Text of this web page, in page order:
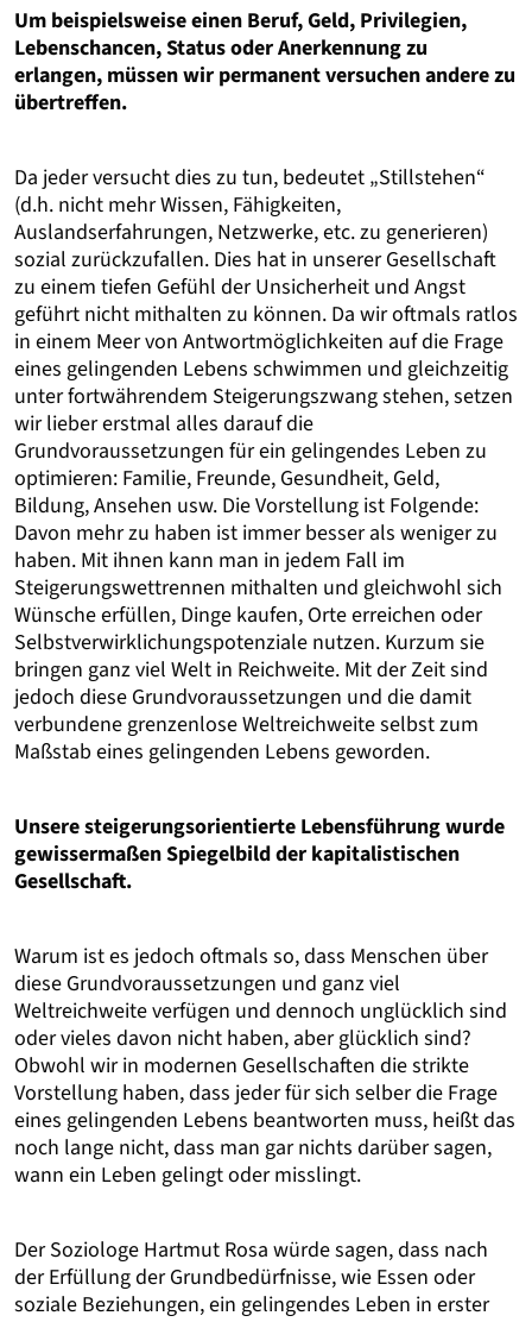
Um beispielsweise einen Beruf, Geld, Privilegien,
Lebenschancen, Status oder Anerkennung zu
erlangen, müssen wir permanent versuchen andere zu
übertreffen.
Da jeder versucht dies zu tun, bedeutet „Stillstehen“
(d.h. nicht mehr Wissen, Fähigkeiten,
Auslandserfahrungen, Netzwerke, etc. zu generieren)
sozial zurückzufallen. Dies hat in unserer Gesellschaft
zu einem tiefen Gefühl der Unsicherheit und Angst
geführt nicht mithalten zu können. Da wir oftmals ratlos
in einem Meer von Antwortmöglichkeiten auf die Frage
eines gelingenden Lebens schwimmen und gleichzeitig
unter fortwährendem Steigerungszwang stehen, setzen
wir lieber erstmal alles darauf die
Grundvoraussetzungen für ein gelingendes Leben zu
optimieren: Familie, Freunde, Gesundheit, Geld,
Bildung, Ansehen usw. Die Vorstellung ist Folgende:
Davon mehr zu haben ist immer besser als weniger zu
haben. Mit ihnen kann man in jedem Fall im
Steigerungswettrennen mithalten und gleichwohl sich
Wünsche erfüllen, Dinge kaufen, Orte erreichen oder
Selbstverwirklichungspotenziale nutzen. Kurzum sie
bringen ganz viel Welt in Reichweite. Mit der Zeit sind
jedoch diese Grundvoraussetzungen und die damit
verbundene grenzenlose Weltreichweite selbst zum
Maßstab eines gelingenden Lebens geworden.
Unsere steigerungsorientierte Lebensführung wurde
gewissermaßen Spiegelbild der kapitalistischen
Gesellschaft.
Warum ist es jedoch oftmals so, dass Menschen über
diese Grundvoraussetzungen und ganz viel
Weltreichweite verfügen und dennoch unglücklich sind
oder vieles davon nicht haben, aber glücklich sind?
Obwohl wir in modernen Gesellschaften die strikte
Vorstellung haben, dass jeder für sich selber die Frage
eines gelingenden Lebens beantworten muss, heißt das
noch lange nicht, dass man gar nichts darüber sagen,
wann ein Leben gelingt oder misslingt.
Der Soziologe Hartmut Rosa würde sagen, dass nach
der Erfüllung der Grundbedürfnisse, wie Essen oder
soziale Beziehungen, ein gelingendes Leben in erster